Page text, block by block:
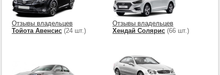
Отзывы владельцев
Тойота Авенсис (24 шт.)
Отзывы владельцев
Хендай Солярис(66 шт.)